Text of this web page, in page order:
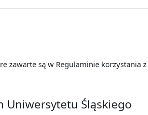
zawarte są w Regulaminie korzystania
Uniwersytetu Śląskiego